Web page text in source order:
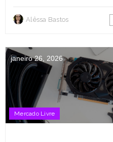
Alêssa Bastos
janeiro 26, 2026
Mercado Livre